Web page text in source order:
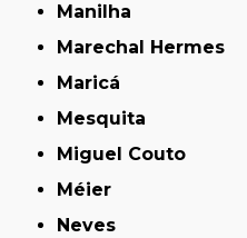
Manilha
Marechal Hermes
Maricá
Mesquita
Miguel Couto
Méier
Neves